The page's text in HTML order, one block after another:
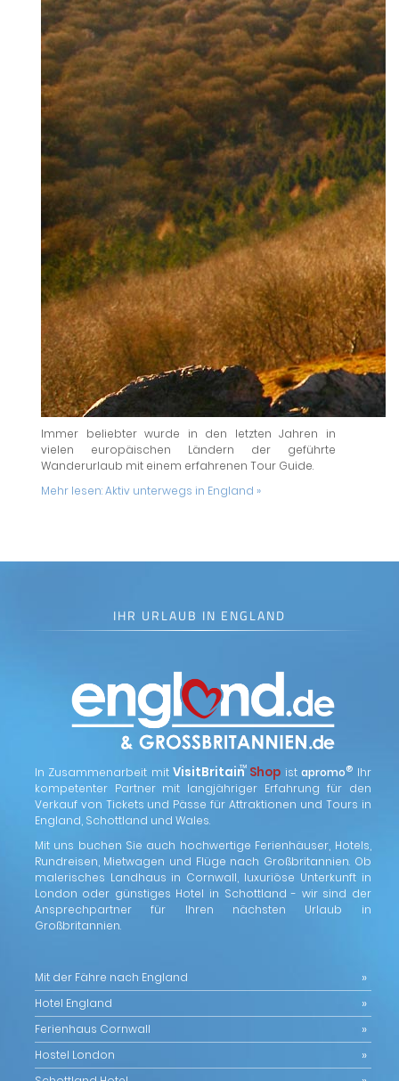
Immer beliebter wurde in den letzten Jahren in
vielen europäischen Ländern der geführte
Wanderurlaub mit einem erfahrenen Tour Guide.
Mehr lesen:Aktiv unterwegs in England »
IHR URLAUB IN ENGLAND
In Zusammenarbeit mitVisitBritain
™ Shop istapromo® Ihr
kompetenter Partner mit langjähriger Erfahrung für den
Verkauf von Tickets und Pässe für Attraktionen und Tours in
England, Schottland und Wales.
Mit uns buchen Sie auch hochwertige Ferienhäuser, Hotels,
Rundreisen, Mietwagen und Flüge nach Großbritannien. Ob
malerisches Landhaus in Cornwall, luxuriöse Unterkunft in
London oder günstiges Hotel in Schottland - wir sind der
Ansprechpartner für Ihren nächsten Urlaub in
Großbritannien.
Mit der Fähre nach England
Hotel England
Ferienhaus Cornwall
Hostel London